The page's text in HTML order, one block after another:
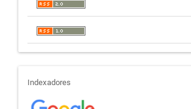
indexadores
Indexadores